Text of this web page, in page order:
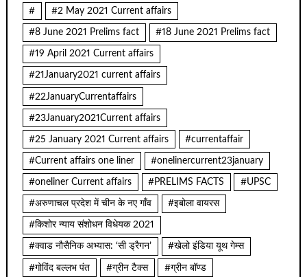
# #2 May 2021 Current affairs
#8 June 2021 Prelims fact #18 June 2021 Prelims fact
#19 April 2021 Current affairs
#21January2021 current affairs
#22JanuaryCurrentaffairs
#23January2021Current affairs
#25 January 2021 Current affairs #currentaffair
#Current affairs one liner #onelinercurrent23january
#oneliner Current affairs #PRELIMS FACTS #UPSC
#अरुणाचल प्रदेश में चीन के नए गाँव #इबोला वायरस
#किशोर न्याय संशोधन विधेयक 2021
#क्वाड नौसैनिक अभ्यास: ‘सी ड्रैगन’ #खेलो इंडिया यूथ गेम्स
#गोविंद बल्लभ पंत #ग्रीन टैक्स #ग्रीन बॉण्ड